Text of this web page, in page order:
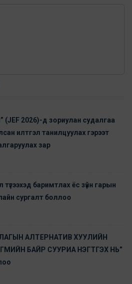
(JEF 2026)-д зориулан cудалгаа
илтгэл танилцуулах гэрээт
зар
баримтлах ёс зүйн гарын
сургалт боллоо
АЛТЕРНАТИВ ХУУЛИЙН
БАЙР СУУРИА НЭГТГЭХ НЬ”